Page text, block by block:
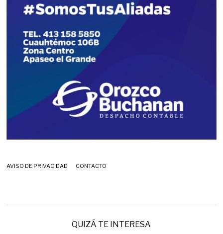
AVISO DE PRIVACIDAD CONTACTO
QUIZÁ TE INTERESA